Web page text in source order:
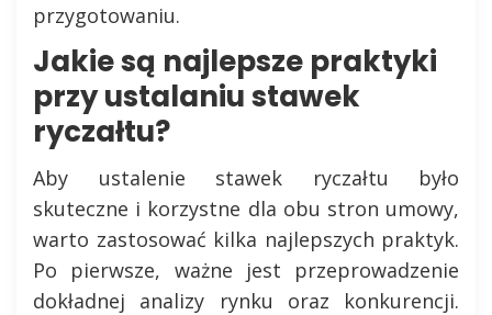
przygotowaniu.
Jakie są najlepsze praktyki
przy ustalaniu stawek
ryczałtu?
Aby ustalenie stawek ryczałtu było
skuteczne i korzystne dla obu stron umowy,
warto zastosować kilka najlepszych praktyk.
Po pierwsze, ważne jest przeprowadzenie
dokładnej analizy rynku oraz konkurencji.